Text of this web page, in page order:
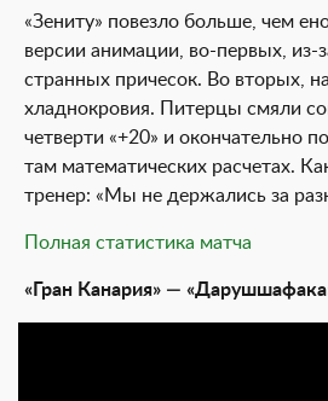
«Зениту» повезло больше, чем
версии анимации, во-первых, из-
странных причесок. Во вторых,
хладнокровия. Питерцы смяли
четверти «+20» и окончательно
там математических расчетах.
тренер: «Мы не держались за
Полная статистика матча
«Гран Канария» —